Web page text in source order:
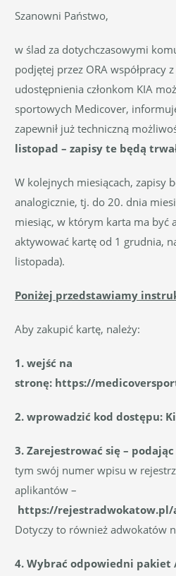
Szanowni Państwo,
w ślad za dotychczasowymi
podjętej przez ORA współpracy
udostępnienia członkom KIA
sportowych Medicover,
zapewnił już techniczną
listopad – zapisy te będą
W kolejnych miesiącach, zapisy
analogicznie, tj. do 20. dnia
miesiąc, w którym karta ma być
aktywować kartę od 1 grudnia,
listopada).
Poniżej przedstawiamy
Aby zakupić kartę, należy:
1. wejść na
stronę: https://
2. wprowadzić kod dostępu:
3. Zarejestrować się –
tym swój numer wpisu w
aplikantów –
https://
Dotyczy to również adwokatów
4. Wybrać odpowiedni pakiet